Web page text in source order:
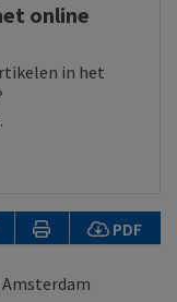
online
in het
PDF